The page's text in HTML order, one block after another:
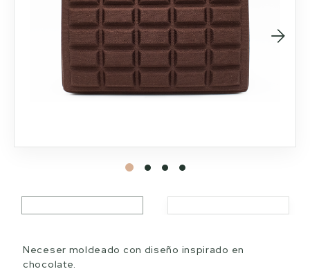
Neceser moldeado con diseño inspirado en
chocolate.